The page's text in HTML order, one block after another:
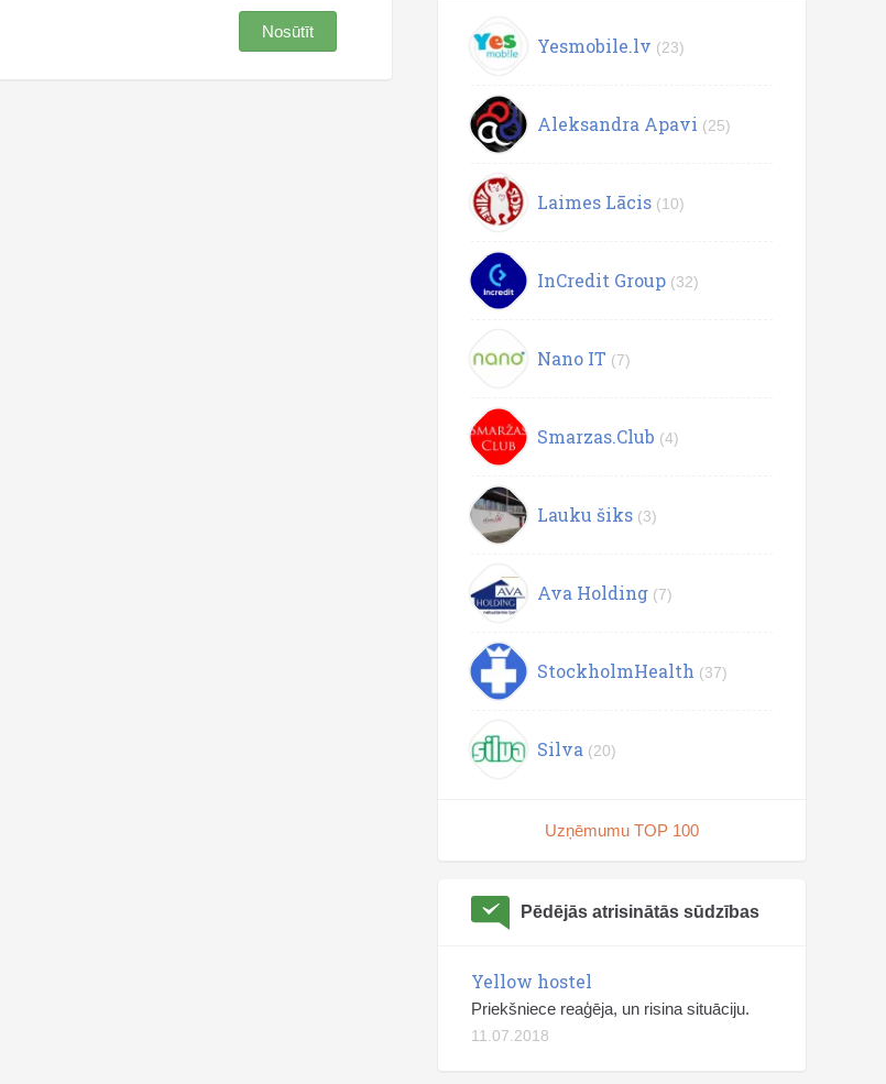
Nosūtīt
Yesmobile.lv (23)
Aleksandra Apavi (25)
Laimes Lācis (10)
InCredit Group (32)
Nano IT (7)
Smarzas.Club (4)
Lauku šiks (3)
Ava Holding (7)
StockholmHealth (37)
Silva (20)
Uzņēmumu TOP 100
Pēdējās atrisinātās sūdzības
Yellow hostel
Priekšniece reaģēja, un risina situāciju.
11.07.2018